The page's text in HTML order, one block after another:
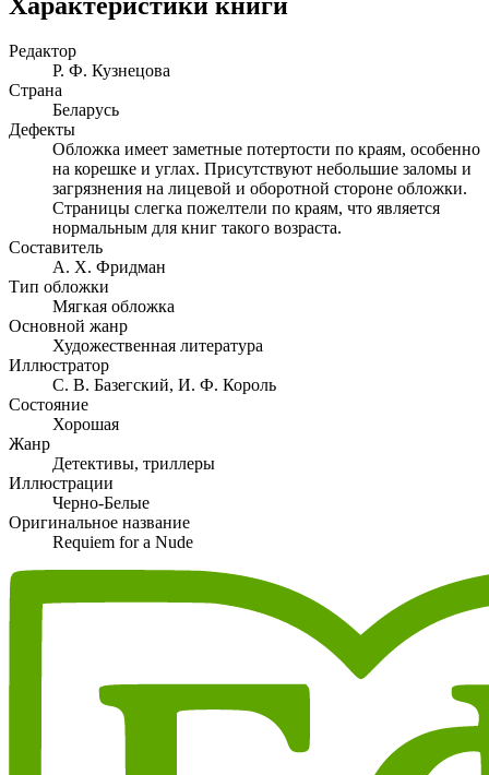
Редактор
Р. Ф. Кузнецова
Страна
Беларусь
Дефекты
Обложка имеет заметные потертости по краям, особенно
на корешке и углах. Присутствуют небольшие заломы и
загрязнения на лицевой и оборотной стороне обложки.
Страницы слегка пожелтели по краям, что является
нормальным для книг такого возраста.
Составитель
А. Х. Фридман
Тип обложки
Мягкая обложка
Основной жанр
Художественная литература
Иллюстратор
С. В. Базегский, И. Ф. Король
Состояние
Хорошая
Жанр
Детективы, триллеры
Иллюстрации
Черно-Белые
Оригинальное название
Requiem for a Nude